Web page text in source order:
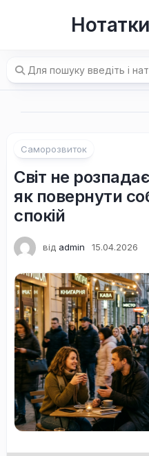
Саморозвиток
Світ не
як повернути
спокій
від admin 15.04.2026